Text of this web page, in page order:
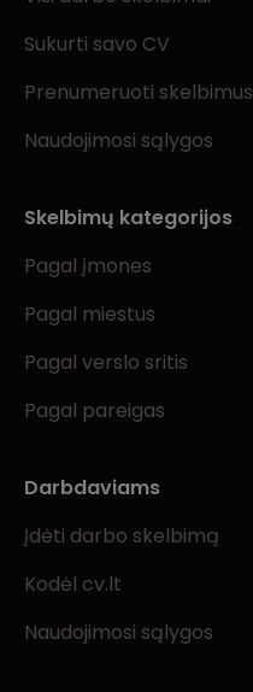
Sukurti savo CV
Prenumeruoti skelbimus
Naudojimosi sąlygos
Skelbimų kategorijos
Pagal įmones
Pagal miestus
Pagal verslo sritis
Pagal pareigas
Darbdaviams
Įdėti darbo skelbimą
Kodėl cv.lt
Naudojimosi sąlygos